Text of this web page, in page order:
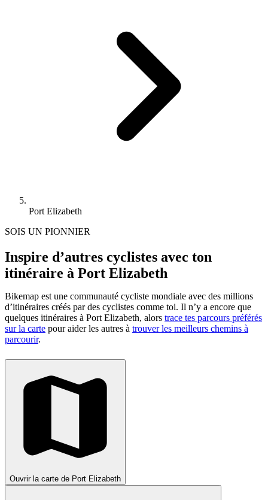
Port Elizabeth
SOIS UN PIONNIER
Inspire d’autres cyclistes avec ton
itinéraire à Port Elizabeth
Bikemap est une communauté cycliste mondiale avec des millions
d’itinéraires créés par des cyclistes comme toi. Il n’y a encore que
quelques itinéraires à Port Elizabeth, alors trace tes parcours préférés
sur la carte pour aider les autres à trouver les meilleurs chemins à
parcourir.
Ouvrir la carte de Port Elizabeth